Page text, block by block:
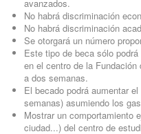
avanzados.
No habrá discriminación
No habrá discriminación
Se otorgará un número
Este tipo de beca sólo
en el centro de la Fundación
a dos semanas.
El becado podrá aumentar
semanas) asumiendo los
Mostrar un comportamiento
ciudad...) del centro de